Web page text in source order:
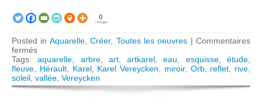
0
Partages
Posted in Aquarelle,Créer, Toutes les oeuvres | Commentaires
ferméssur
Vallée
de
l’Orb
près
Tags:aquarelle arbre, art,artkarel ,eau esquisse,étude
fleuve
Hérault, Karel, Karel Vereycken miroir, Orb, reflet rive
soleil vallée Vereycken